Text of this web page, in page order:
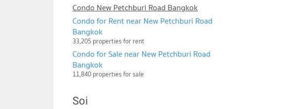
Condo New Petchburi Road Bangkok
Condo for Rent near New Petchburi Road
Bangkok
33,205 properties for rent
Condo for Sale near New Petchburi Road
Bangkok
11,840 properties for sale
Soi